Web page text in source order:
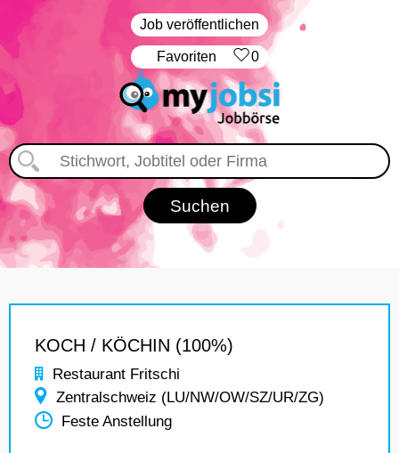
Job veröffentlichen
‏Favoriten 0
KOCH / KÖCHIN (100%)
Restaurant Fritschi
Zentralschweiz (LU/NW/OW/SZ/UR/ZG)
Feste Anstellung